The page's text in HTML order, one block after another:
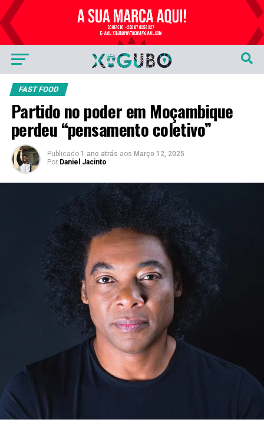
Publicidade
FAST FOOD
Partido no poder em Moçambique
perdeu “pensamento coletivo”
Publicado 1 ano atrás aos Março 12, 2025
Por Daniel Jacinto